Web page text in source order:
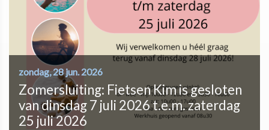
zondag, 28 jun. 2026
Zomersluiting: Fietsen Kim is gesloten
van dinsdag 7 juli 2026 t.e.m. zaterdag
25 juli 2026